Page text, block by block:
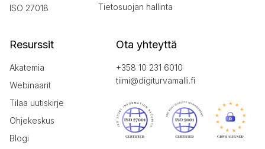
ISO 27018
Tietosuojan hallinta
Resurssit
Akatemia
Webinaarit
Tilaa uutiskirje
Ohjekeskus
Blogi
Ota yhteyttä
+358 10 231 6010
tiimi@digiturvamalli.fi